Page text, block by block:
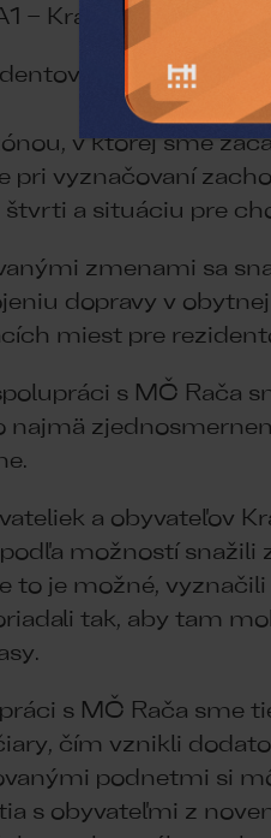
– Krasňany v nedeľu
sa podmienky
v ktorej sme
pri vyznačovaní
štvrti a situáciu pre
zmenami sa
dopravy v
miest pre
s MČ Rača
najmä
a obyvateľov
možností
to je možné,
tak, aby tam
s MČ Rača sme
čím vznikli
podnetmi si
s obyvateľmi z